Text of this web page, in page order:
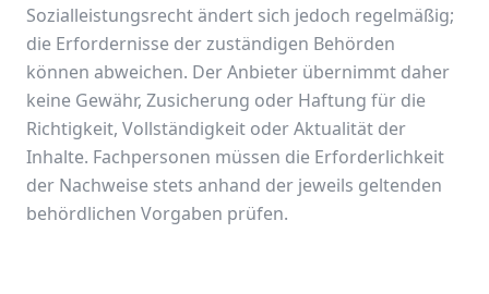
Sozialleistungsrecht ändert sich jedoch regelmäßig;
die Erfordernisse der zuständigen Behörden
können abweichen. Der Anbieter übernimmt daher
keine Gewähr, Zusicherung oder Haftung für die
Richtigkeit, Vollständigkeit oder Aktualität der
Inhalte. Fachpersonen müssen die Erforderlichkeit
der Nachweise stets anhand der jeweils geltenden
behördlichen Vorgaben prüfen.